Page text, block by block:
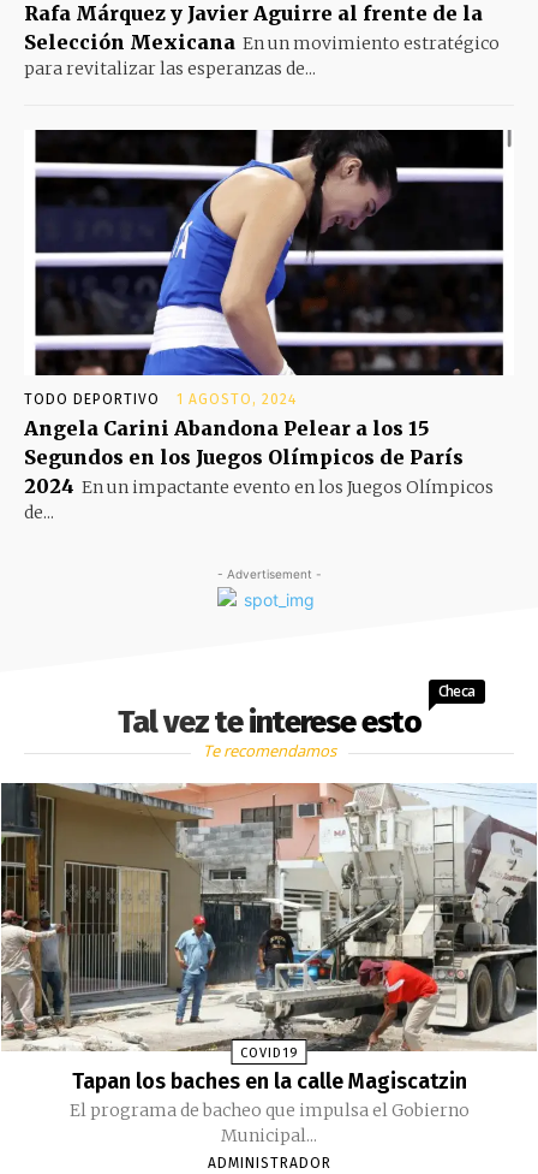
Rafa Márquez y Javier Aguirre al frente de la
Selección Mexicana En un movimiento estratégico
para revitalizar las esperanzas de...
TODO DEPORTIVO 1 AGOSTO, 2024
Angela Carini Abandona Pelear a los 15
Segundos en los Juegos Olímpicos de París
2024 En un impactante evento en los Juegos Olímpicos
de...
- Advertisement -
Tal vez te interese esto
Checa
Te recomendamos
COVID19
Tapan los baches en la calle Magiscatzin
El programa de bacheo que impulsa el Gobierno
Municipal...
ADMINISTRADOR